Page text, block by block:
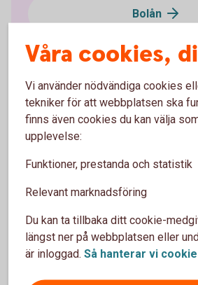
Bolån
Privatlån
Spara och placera
Pension
Kort
Våra cookies,
Vi använder nödvändiga cookies
tekniker för att webbplatsen ska
finns även cookies du kan välja
upplevelse:
Funktioner, prestanda och statistik
Relevant marknadsföring
Du kan ta tillbaka ditt cookie-
längst ner på webbplatsen eller
är inloggad. Så hanterar vi